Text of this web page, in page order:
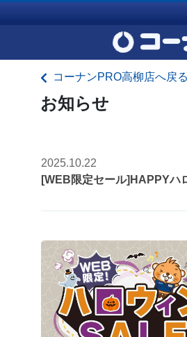
コーナンPRO高柳店へ戻る
お知らせ
2025.10.22
[WEB限定セール]HAPPYハ